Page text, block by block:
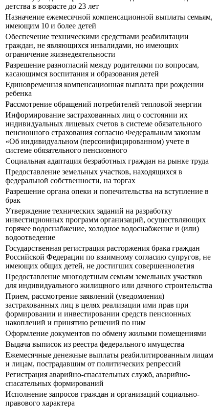
детства в возрасте до 23 лет
Назначение ежемесячной компенсационной выплаты семьям,
имеющим 10 и более детей
Обеспечение техническими средствами реабилитации
граждан, не являющихся инвалидами, но имеющих
ограничение жизнедеятельности
Разрешение разногласий между родителями по вопросам,
касающимся воспитания и образования детей
Единовременная компенсационная выплата при рождении
ребенка
Рассмотрение обращений потребителей тепловой энергии
Информирование застрахованных лиц о состоянии их
индивидуальных лицевых счетов в системе обязательного
пенсионного страхования согласно Федеральным законам
«Об индивидуальном (персонифицированном) учете в
системе обязательного пенсионного
Социальная адаптация безработных граждан на рынке труда
Предоставление земельных участков, находящихся в
федеральной собственности, на торгах
Разрешение органа опеки и попечительства на вступление в
брак
Утверждение технических заданий на разработку
инвестиционных программ организаций, осуществляющих
горячее водоснабжение, холодное водоснабжение и (или)
водоотведение
Государственная регистрация расторжения брака граждан
Российской Федерации по взаимному согласию супругов, не
имеющих общих детей, не достигших совершеннолетия
Предоставление многодетным семьям земельных участков
для индивидуального жилищного или дачного строительства
Прием, рассмотрение заявлений (уведомления)
застрахованных лиц в целях реализации ими прав при
формировании и инвестировании средств пенсионных
накоплений и принятию решений по ним
Оформление документов по обмену жилыми помещениями
Выдача выписок из реестра федерального имущества
Ежемесячные денежные выплаты реабилитированным лицам
и лицам, пострадавшим от политических репрессий
Регистрация аварийно-спасательных служб, аварийно-
спасательных формирований
Исполнение запросов граждан и организаций социально-
правового характера